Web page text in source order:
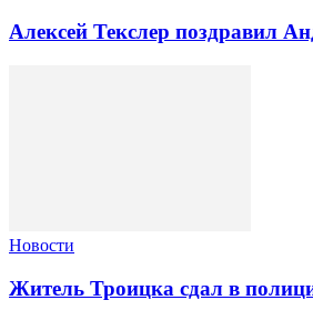
Алексей Текслер поздравил
Новости
Житель Троицка сдал в